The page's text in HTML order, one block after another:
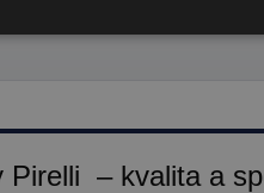
Pirelli – kvalita a